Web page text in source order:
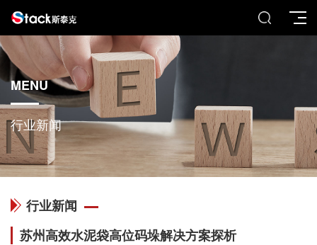
MENU
行业新闻
行业新闻
苏州高效水泥袋高位码垛解决方案探析